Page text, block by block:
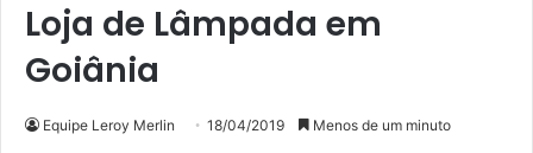
Loja de Lâmpada em
Goiânia
Equipe Leroy Merlin 18/04/2019 Menos de um minuto